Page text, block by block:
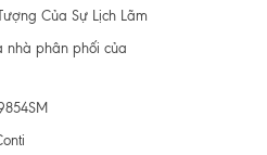
Của Sự Lịch Lãm
nhà phân phối của